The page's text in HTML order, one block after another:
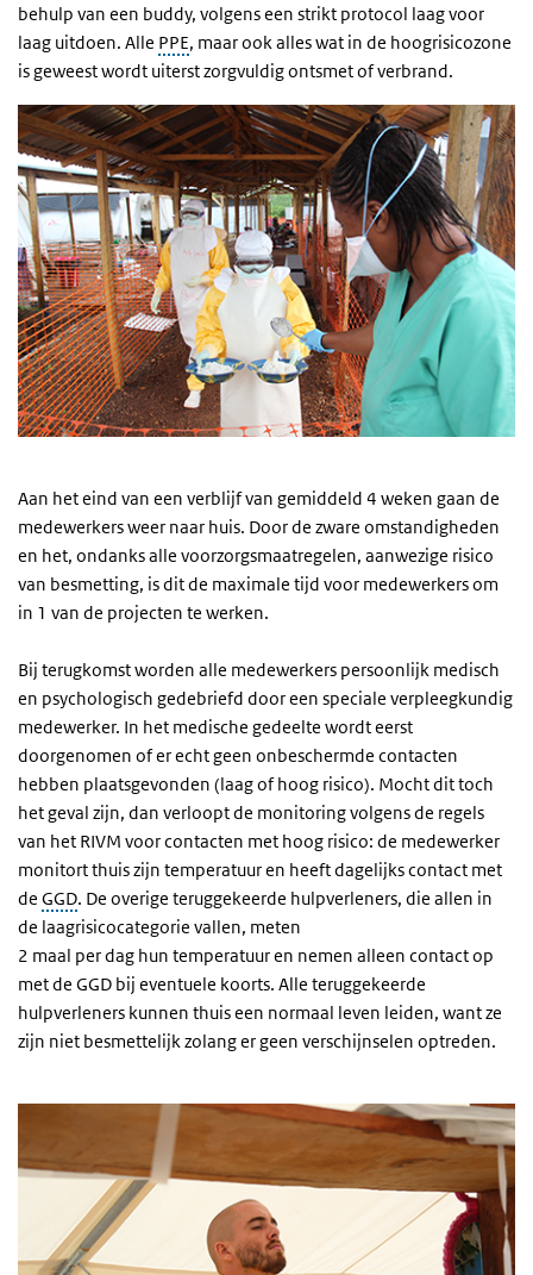
behulp van een buddy, volgens een strikt protocol laag voor
laag uitdoen. Alle PPE, maar ook alles wat in de hoogrisicozone
is geweest wordt uiterst zorgvuldig ontsmet of verbrand.
Aan het eind van een verblijf van gemiddeld 4 weken gaan de
medewerkers weer naar huis. Door de zware omstandigheden
en het, ondanks alle voorzorgsmaatregelen, aanwezige risico
van besmetting, is dit de maximale tijd voor medewerkers om
in 1 van de projecten te werken.
Bij terugkomst worden alle medewerkers persoonlijk medisch
en psychologisch gedebriefd door een speciale verpleegkundig
medewerker. In het medische gedeelte wordt eerst
doorgenomen of er echt geen onbeschermde contacten
hebben plaatsgevonden (laag of hoog risico). Mocht dit toch
het geval zijn, dan verloopt de monitoring volgens de regels
van het RIVM voor contacten met hoog risico: de medewerker
monitort thuis zijn temperatuur en heeft dagelijks contact met
de GGD. De overige teruggekeerde hulpverleners, die allen in
de laagrisicocategorie vallen, meten
2 maal per dag hun temperatuur en nemen alleen contact op
met de GGD bij eventuele koorts. Alle teruggekeerde
hulpverleners kunnen thuis een normaal leven leiden, want ze
zijn niet besmettelijk zolang er geen verschijnselen optreden.